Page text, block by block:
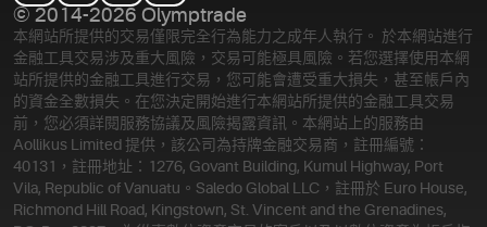
© 2014-2026 Olymptrade
本網站所提供的交易僅限完全行為能力之成年人執行。 於本網站進行
金融工具交易涉及重大風險，交易可能極具風險。若您選擇使用本網
站所提供的金融工具進行交易，您可能會遭受重大損失，甚至帳戶內
的資金全數損失。在您決定開始進行本網站所提供的金融工具交易
前，您必須詳閱服務協議及風險揭露資訊。 本網站上的服務由
Aollikus Limited 提供，該公司為持牌金融交易商，註冊編號：
40131，註冊地址：1276, Govant Building, Kumul Highway, Port
Vila, Republic of Vanuatu。Saledo Global LLC，註冊於 Euro House,
Richmond Hill Road, Kingstown, St. Vincent and the Grenadines,